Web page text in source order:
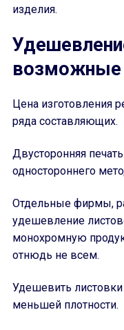
изделия.
возможные
Цена изготовления
ряда составляющих.
Двусторонняя
одностороннего
Отдельные фирмы,
удешевление
монохромную
отнюдь не всем.
Удешевить
меньшей плотности.